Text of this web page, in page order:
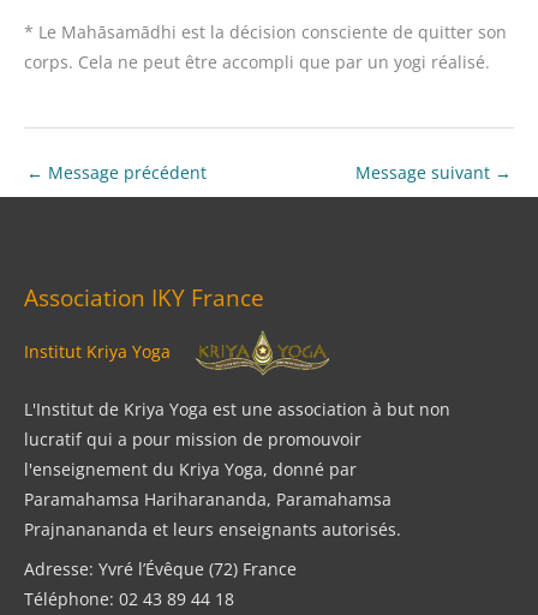
* Le Mahāsamādhi est la décision consciente de quitter son
corps. Cela ne peut être accompli que par un yogi réalisé.
← Message précédent Message suivant →
Association IKY France
Institut Kriya Yoga
L'Institut de Kriya Yoga est une association à but non
lucratif qui a pour mission de promouvoir
l'enseignement du Kriya Yoga, donné par
Paramahamsa Hariharananda, Paramahamsa
Prajnanananda et leurs enseignants autorisés.
Adresse: Yvré l’Évêque (72) France
Téléphone: 02 43 89 44 18